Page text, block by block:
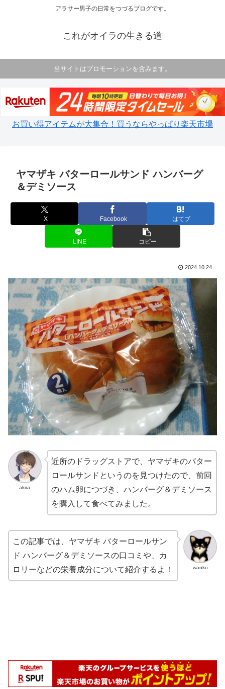
アラサー男子の日常をつづるブログです。
これがオイラの生きる道
当サイトはプロモーションを含みます。
お買い得アイテムが大集合！買うならやっぱり楽天市場
ヤマザキ バターロールサンド ハンバーグ
＆デミソース
X Facebook はてブ
LINE コピー
2024.10.24
akira
近所のドラッグストアで、ヤマザキのバター
ロールサンドというのを見つけたので、前回
のハム卵につづき、ハンバーグ＆デミソース
を購入して食べてみました。
wanko
この記事では、ヤマザキ バターロールサン
ド ハンバーグ＆デミソースの口コミや、カ
ロリーなどの栄養成分について紹介するよ！